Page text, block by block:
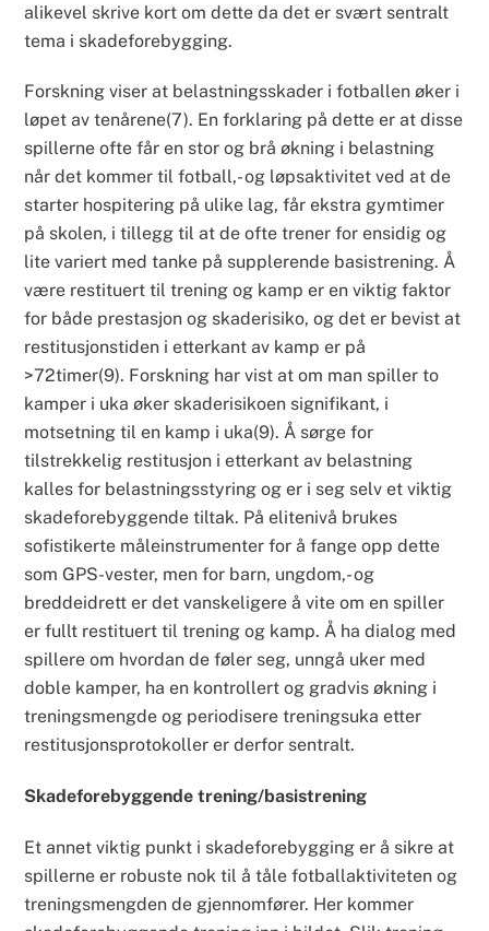
alikevel skrive kort om dette da det er svært sentralt
tema i skadeforebygging.
Forskning viser at belastningsskader i fotballen øker i
løpet av tenårene(7). En forklaring på dette er at disse
spillerne ofte får en stor og brå økning i belastning
når det kommer til fotball,- og løpsaktivitet ved at de
starter hospitering på ulike lag, får ekstra gymtimer
på skolen, i tillegg til at de ofte trener for ensidig og
lite variert med tanke på supplerende basistrening. Å
være restituert til trening og kamp er en viktig faktor
for både prestasjon og skaderisiko, og det er bevist at
restitusjonstiden i etterkant av kamp er på
>72timer(9). Forskning har vist at om man spiller to
kamper i uka øker skaderisikoen signifikant, i
motsetning til en kamp i uka(9). Å sørge for
tilstrekkelig restitusjon i etterkant av belastning
kalles for belastningsstyring og er i seg selv et viktig
skadeforebyggende tiltak. På elitenivå brukes
sofistikerte måleinstrumenter for å fange opp dette
som GPS-vester, men for barn, ungdom,- og
breddeidrett er det vanskeligere å vite om en spiller
er fullt restituert til trening og kamp. Å ha dialog med
spillere om hvordan de føler seg, unngå uker med
doble kamper, ha en kontrollert og gradvis økning i
treningsmengde og periodisere treningsuka etter
restitusjonsprotokoller er derfor sentralt.
Skadeforebyggende trening/basistrening
Et annet viktig punkt i skadeforebygging er å sikre at
spillerne er robuste nok til å tåle fotballaktiviteten og
treningsmengden de gjennomfører. Her kommer